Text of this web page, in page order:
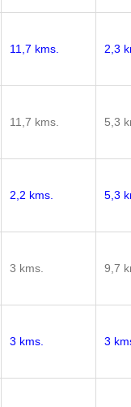
11,7 kms. 2,3
11,7 kms. 5,3
2,2 kms. 5,3
3 kms. 9,7
3 kms. 3